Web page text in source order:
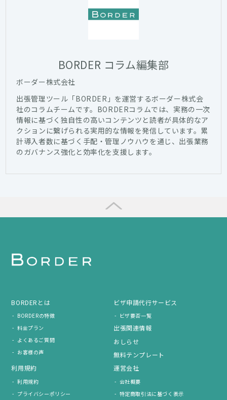
BORDER コラム編集部
ボーダー株式会社
出張管理ツール「BORDER」を運営するボーダー株式会
社のコラムチームです。BORDERコラムでは、実務の一次
情報に基づく独自性の高いコンテンツと読者が具体的なア
クションに繋げられる実用的な情報を発信しています。累
計導入者数に基づく手配・管理ノウハウを通じ、出張業務
のガバナンス強化と効率化を支援します。
BORDERとは
BORDERの特徴
料金プラン
よくあるご質問
お客様の声
ビザ申請代行サービス
ビザ要否一覧
出張関連情報
おしらせ
無料テンプレート
利用規約
利用規約
プライバシーポリシー
運営会社
会社概要
特定商取引法に基づく表示